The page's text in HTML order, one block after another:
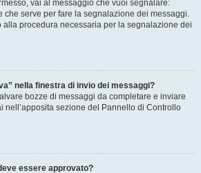
vai al messaggio che vuoi segnalare:
che serve per fare la segnalazione dei messaggi.
procedura necessaria per la segnalazione dei
nella finestra di invio dei messaggi?
bozze di messaggi da completare e inviare
nell’apposita sezione del Pannello di Controllo
essere approvato?